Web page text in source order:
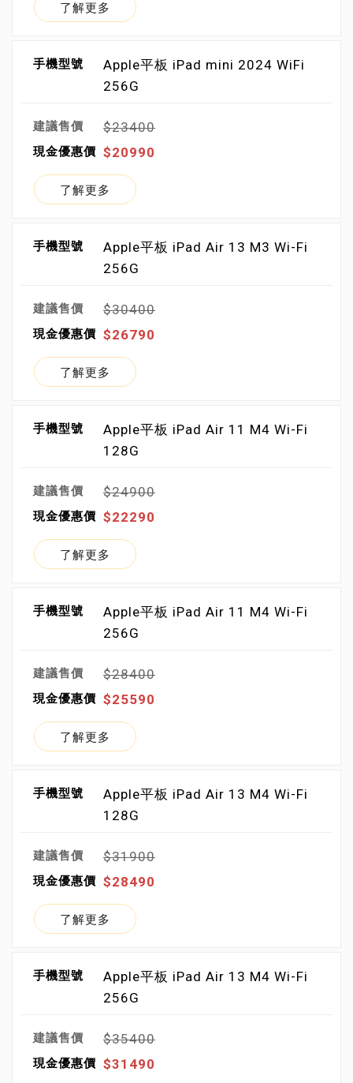
了解更多
Apple平板 iPad mini 2024 WiFi
256G
$23400
$20990
了解更多
Apple平板 iPad Air 13 M3 Wi-Fi
256G
$30400
$26790
了解更多
Apple平板 iPad Air 11 M4 Wi-Fi
128G
$24900
$22290
了解更多
Apple平板 iPad Air 11 M4 Wi-Fi
256G
$28400
$25590
了解更多
Apple平板 iPad Air 13 M4 Wi-Fi
128G
$31900
$28490
了解更多
Apple平板 iPad Air 13 M4 Wi-Fi
256G
$35400
$31490